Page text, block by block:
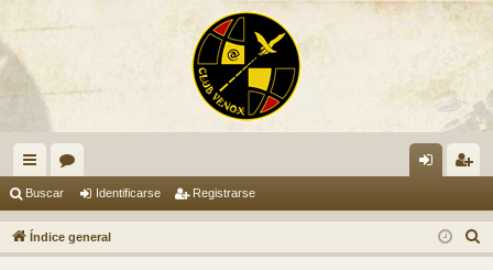
nl
ac
es
or
os nti
fic
ist
ra
Buscar Identificarse Registrarse
Índice general
u